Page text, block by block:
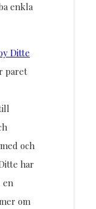
enkla
Ditte
paret
och
har
en
om